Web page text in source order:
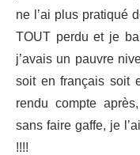
ne l’ai plus pratiqué
TOUT perdu et je
j’avais un pauvre
soit en français soit
rendu compte
sans faire gaffe, je
!!!!